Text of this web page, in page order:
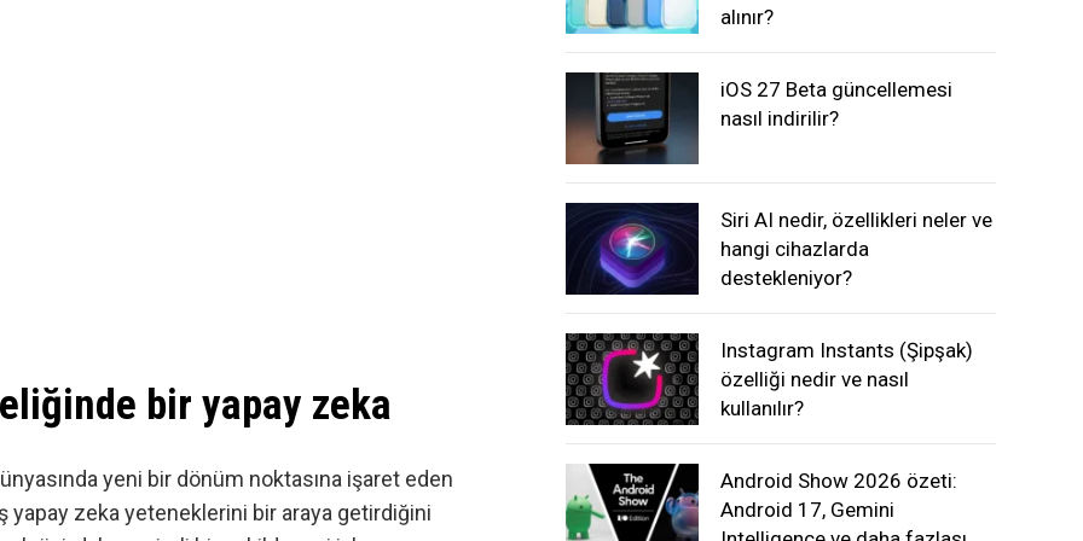
bir yapay zeka
yeni bir dönüm noktasına işaret eden
yapay zeka yeteneklerini bir araya getirdiğini
alınır?
iOS 27 Beta güncellemesi
nasıl indirilir?
Siri AI nedir, özellikleri neler ve
hangi cihazlarda
destekleniyor?
Instagram Instants (Şipşak)
özelliği nedir ve nasıl
kullanılır?
Android Show 2026 özeti:
Android 17, Gemini